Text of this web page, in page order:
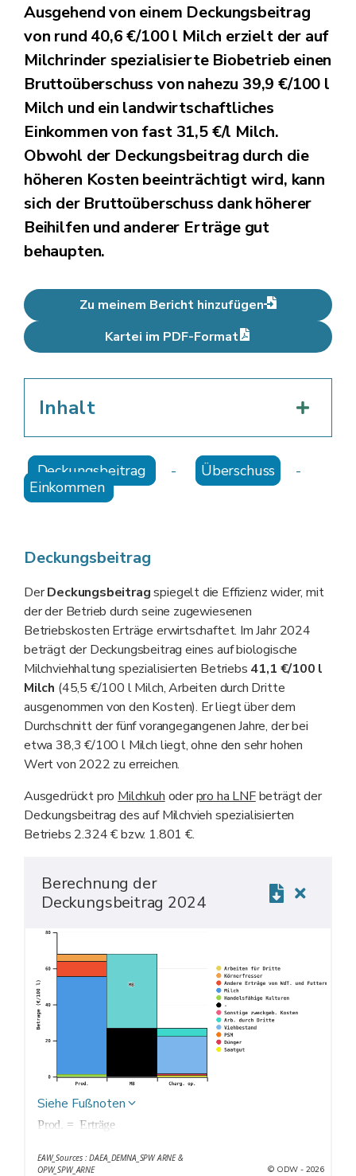
Ausgehend von einem Deckungsbeitrag
von rund 40,6 €/100 l Milch erzielt der auf
Milchrinder spezialisierte Biobetrieb einen
Bruttoüberschuss von nahezu 39,9 €/100 l
Milch und ein landwirtschaftliches
Einkommen von fast 31,5 €/l Milch.
Obwohl der Deckungsbeitrag durch die
höheren Kosten beeinträchtigt wird, kann
sich der Bruttoüberschuss dank höherer
Beihilfen und anderer Erträge gut
behaupten.
Zu meinem Bericht hinzufügen
Kartei im PDF-Format
Inhalt
Deckungsbeitrag - Überschuss
-
Einkommen
Deckungsbeitrag
DerDeckungsbeitragspiegelt die Effizienz wider, mit
der der Betrieb durch seine zugewiesenen
Betriebskosten Erträge erwirtschaftet. Im Jahr 2024
beträgt der Deckungsbeitrag eines auf biologische
Milchviehhaltung spezialisierten Betriebs 41,1 €/100 l
Milch (45,5 €/100 l Milch, Arbeiten durch Dritte
ausgenommen von den Kosten). Er liegt über dem
Durchschnitt der fünf vorangegangenen Jahre, der bei
etwa 38,3 €/100 l Milch liegt, ohne den sehr hohen
Wert von 2022 zu erreichen.
Ausgedrückt pro Milchkuh oderpro ha LNFbeträgt der
Deckungsbeitrag des auf Milchvieh spezialisierten
Betriebs 2.324 € bzw. 1.801 €.
Berechnung der
Deckungsbeitrag 2024
Siehe Fußnoten
Prod. = Erträge
Charg. op. = Operative Kosten
EAW_Sources : DAEA_DEMNA_SPW ARNE &
OPW_SPW_ARNE
© ODW - 2026